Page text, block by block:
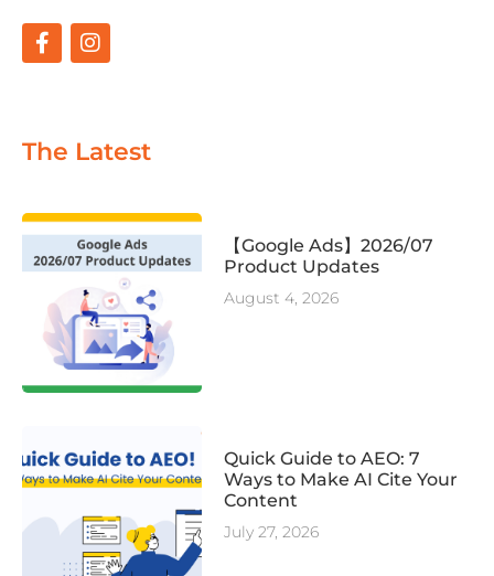
The Latest
【Google Ads】2026/07
Product Updates
August 4, 2026
Quick Guide to AEO: 7
Ways to Make AI Cite Your
Content
July 27, 2026